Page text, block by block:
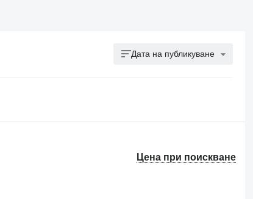
Дата на публикуване
Цена при поискване